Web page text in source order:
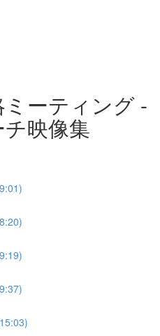
ーティング -
映像集